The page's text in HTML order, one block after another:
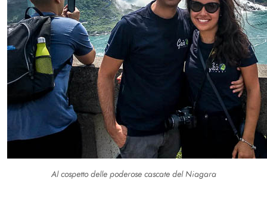
Al cospetto delle poderose cascate del Niagara